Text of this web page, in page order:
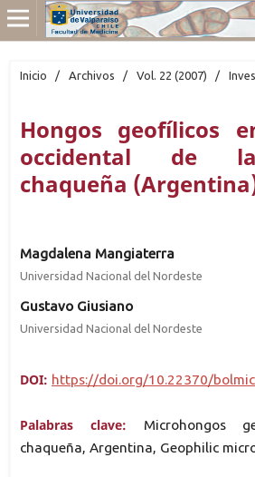
Inicio / Archivos / Vol. 22 (2007) /
Hongos geofílicos
occidental de
chaqueña
Magdalena Mangiaterra
Universidad Nacional del Nordeste
Gustavo Giusiano
Universidad Nacional del Nordeste
DOI: https://doi.org/10.22370/
Palabras clave:
Microhongos
chaqueña, Argentina, Geophilic